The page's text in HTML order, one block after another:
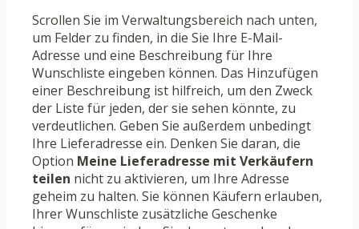
Scrollen Sie im Verwaltungsbereich nach unten,
um Felder zu finden, in die Sie Ihre E-Mail-
Adresse und eine Beschreibung für Ihre
Wunschliste eingeben können. Das Hinzufügen
einer Beschreibung ist hilfreich, um den Zweck
der Liste für jeden, der sie sehen könnte, zu
verdeutlichen. Geben Sie außerdem unbedingt
Ihre Lieferadresse ein. Denken Sie daran, die
Option Meine Lieferadresse mit Verkäufern
teilen nicht zu aktivieren, um Ihre Adresse
geheim zu halten. Sie können Käufern erlauben,
Ihrer Wunschliste zusätzliche Geschenke